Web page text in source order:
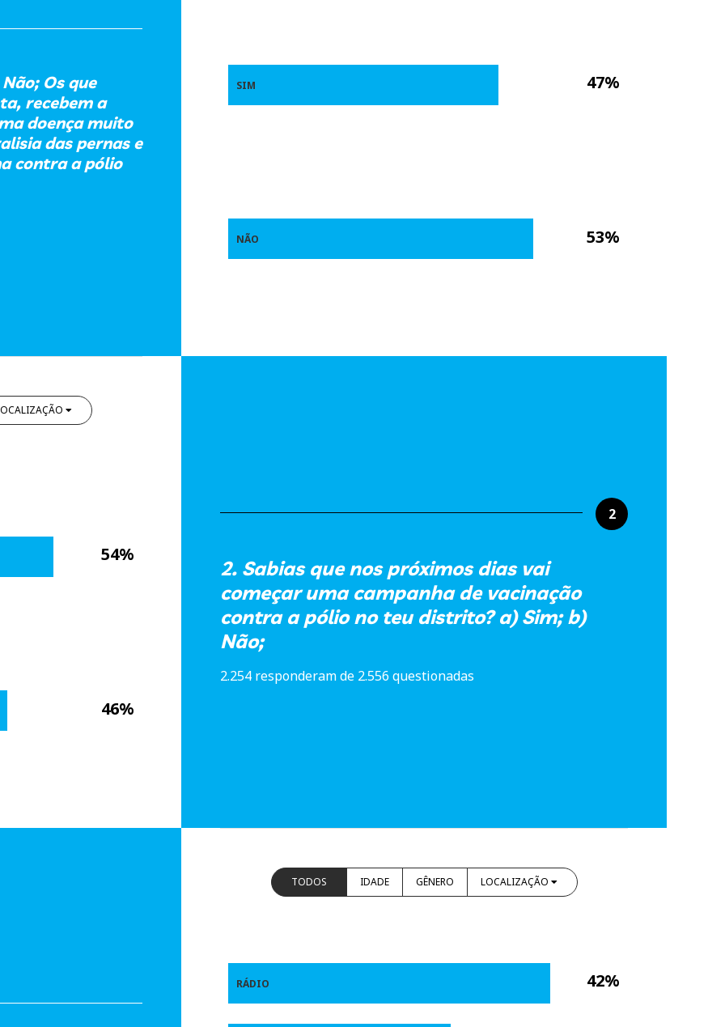
Os que
recebem a
doença muito
das pernas e
contra a pólio
47%
53%
SIM
NÃO
2
2. Sabias que nos próximos dias vai
começar uma campanha de vacinação
contra a pólio no teu distrito? a) Sim; b)
Não;
2.254 responderam de 2.556 questionadas
54%
46%
TODOS IDADE GÊNERO LOCALIZAÇÃO
42%
RÁDIO